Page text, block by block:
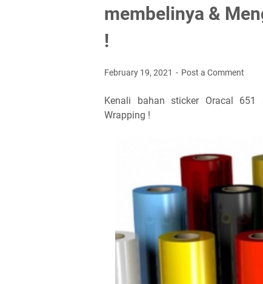
membelinya &
!
February 19, 2021 Post a Comment
Kenali bahan sticker Oracal 651
Wrapping !